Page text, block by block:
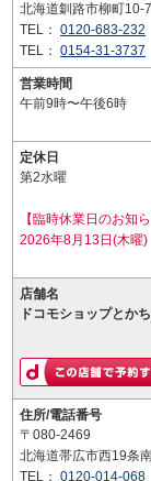
北海道釧路市柳町10-7
TEL： 0120-683-232
TEL： 0154-31-3737
営業時間
午前9時〜午後6時
定休日
第2水曜
【臨時休業日のお知ら
2026年8月13日(木曜)
店舗名
ドコモショップとか
住所/電話番号
〒080-2469
北海道帯広市西19条
TEL： 0120-014-068